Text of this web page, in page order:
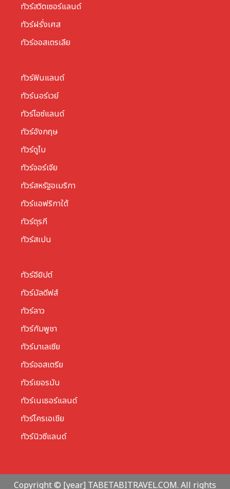
ทัวร์สวิตเซอร์แลนด์
ทัวร์ฝรั่งเศส
ทัวร์ออสเตรเลีย
ทัวร์ฟินแลนด์
ทัวร์นอร์เวย์
ทัวร์ไอซ์แลนด์
ทัวร์อังกฤษ
ทัวร์ดูไบ
ทัวร์จอร์เจีย
ทัวร์สหรัฐอเมริกา
ทัวร์แอฟริกาใต้
ทัวร์ตุรกี
ทัวร์สเปน
ทัวร์อียิปต์
ทัวร์มัลดีฟส์
ทัวร์ลาว
ทัวร์กัมพูชา
ทัวร์มาเลเซีย
ทัวร์ออสเตรีย
ทัวร์เยอรมัน
ทัวร์เนเธอร์แลนด์
ทัวร์โครเอเชีย
ทัวร์นิวซีแลนด์
Copyright © [year] TABETABITRAVEL.COM. All rights